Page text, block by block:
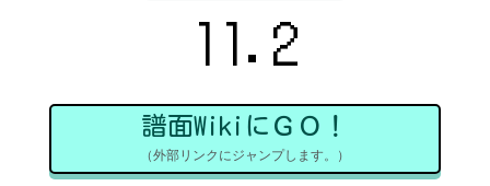
11.2
譜面WikiにＧＯ！
（外部リンクにジャンプします。）